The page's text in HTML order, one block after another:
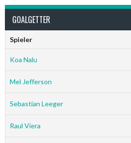
GOALGETTER
Spieler
Koa Nalu
Mel Jefferson
Sebastian Leeger
Raul Viera